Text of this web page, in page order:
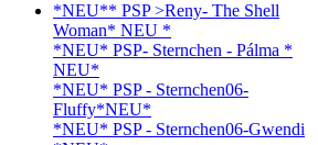
*NEU** PSP >Reny- The Shell
Woman* NEU *
*NEU* PSP- Sternchen - Pálma *
NEU*
*NEU* PSP - Sternchen06-
Fluffy*NEU*
*NEU* PSP - Sternchen06-Gwendi